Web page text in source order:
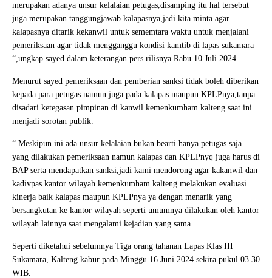
merupakan adanya unsur kelalaian petugas,disamping itu hal tersebut
juga merupakan tanggungjawab kalapasnya,jadi kita minta agar
kalapasnya ditarik kekanwil untuk sememtara waktu untuk menjalani
pemeriksaan agar tidak mengganggu kondisi kamtib di lapas sukamara
“,ungkap sayed dalam keterangan pers rilisnya Rabu 10 Juli 2024.
Menurut sayed pemeriksaan dan pemberian sanksi tidak boleh diberikan
kepada para petugas namun juga pada kalapas maupun KPLPnya,tanpa
disadari ketegasan pimpinan di kanwil kemenkumham kalteng saat ini
menjadi sorotan publik.
“ Meskipun ini ada unsur kelalaian bukan bearti hanya petugas saja
yang dilakukan pemeriksaan namun kalapas dan KPLPnyq juga harus di
BAP serta mendapatkan sanksi,jadi kami mendorong agar kakanwil dan
kadivpas kantor wilayah kemenkumham kalteng melakukan evaluasi
kinerja baik kalapas maupun KPLPnya ya dengan menarik yang
bersangkutan ke kantor wilayah seperti umumnya dilakukan oleh kantor
wilayah lainnya saat mengalami kejadian yang sama.
Seperti diketahui sebelumnya Tiga orang tahanan Lapas Klas III
Sukamara, Kalteng kabur pada Minggu 16 Juni 2024 sekira pukul 03.30
WIB.